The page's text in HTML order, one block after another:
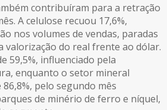
contribuíram para a retração
A celulose recuou 17,6%,
nos volumes de vendas, paradas
valorização do real frente ao dólar.
59,5%, influenciado pela
enquanto o setor mineral
pelo segundo mês
de minério de ferro e níquel,